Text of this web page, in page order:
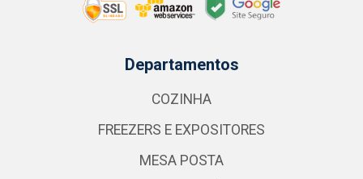
Departamentos
COZINHA
FREEZERS E EXPOSITORES
MESA POSTA